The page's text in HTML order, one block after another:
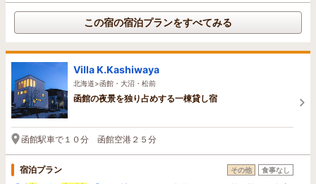
この宿の宿泊プランをすべてみる
Villa K.Kashiwaya
北海道>函館・大沼・松前
函館の夜景を独り占めする一棟貸し宿
函館駅車で１０分 函館空港２５分
宿泊プラン その他 食事なし